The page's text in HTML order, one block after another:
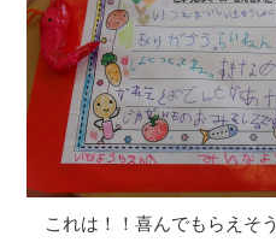
これは！！喜んでもらえそう